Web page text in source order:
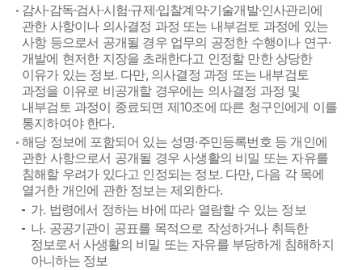
감사·감독·검사·시험·규제·입찰계약·기술개발·인사관리에
관한 사항이나 의사결정 과정 또는 내부검토 과정에 있는
사항 등으로서 공개될 경우 업무의 공정한 수행이나 연구·
개발에 현저한 지장을 초래한다고 인정할 만한 상당한
이유가 있는 정보. 다만, 의사결정 과정 또는 내부검토
과정을 이유로 비공개할 경우에는 의사결정 과정 및
내부검토 과정이 종료되면 제10조에 따른 청구인에게 이를
통지하여야 한다.
해당 정보에 포함되어 있는 성명·주민등록번호 등 개인에
관한 사항으로서 공개될 경우 사생활의 비밀 또는 자유를
침해할 우려가 있다고 인정되는 정보. 다만, 다음 각 목에
열거한 개인에 관한 정보는 제외한다.
가. 법령에서 정하는 바에 따라 열람할 수 있는 정보
나. 공공기관이 공표를 목적으로 작성하거나 취득한
정보로서 사생활의 비밀 또는 자유를 부당하게 침해하지
아니하는 정보